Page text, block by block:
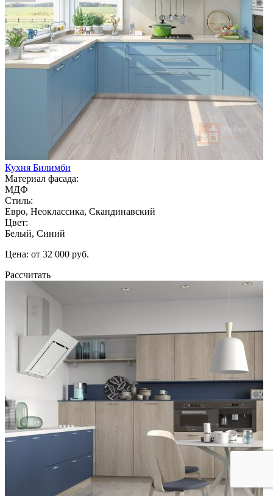
Кухня Билимби
Материал фасада:
МДФ
Стиль:
Евро, Неоклассика, Скандинавский
Цвет:
Белый, Синий
Цена: от 32 000 руб.
Рассчитать